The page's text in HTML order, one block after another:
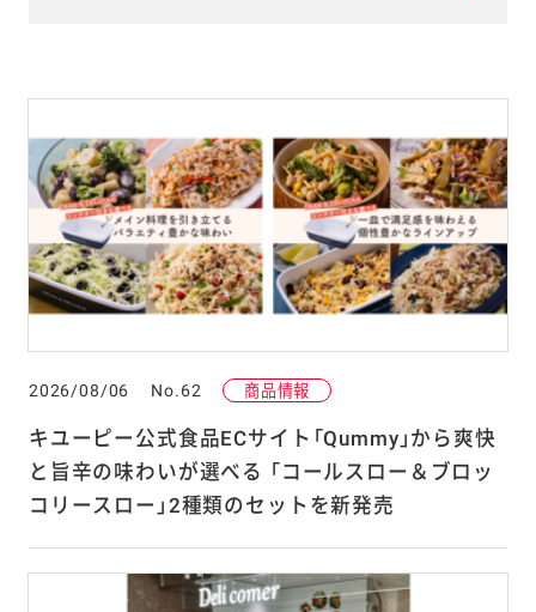
カテゴリー
サステナビリティ・食育
ニュースレター・通信
その他
お知らせ
決算情報
株式・株主
2026/08/06 No.62 商品情報
キユーピー公式食品ECサイト「Qummy」から爽快
と旨辛の味わいが選べる 「コールスロー＆ブロッ
コリースロー」2種類のセットを新発売